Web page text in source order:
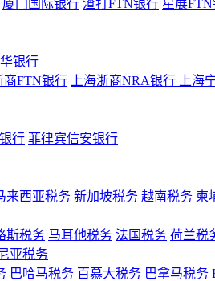
厦门国际银行 渣打FTN银行 星展
银行
商FTN银行 上海浙商NRA银行 上海
行 菲律宾信安银行
来西亚税务 新加坡税务 越南税务 柬
斯税务 马耳他税务 法国税务 荷兰税
亚税务
巴哈马税务 百慕大税务 巴拿马税务